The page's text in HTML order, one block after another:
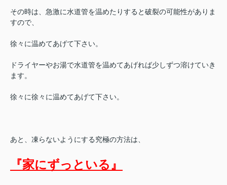
その時は、急激に水道管を温めたりすると破裂の可能性がありま
すので、
徐々に温めてあげて下さい。
ドライヤーやお湯で水道管を温めてあげれば少しずつ溶けていき
ます。
徐々に徐々に温めてあげて下さい。
あと、凍らないようにする究極の方法は、
『家にずっといる』